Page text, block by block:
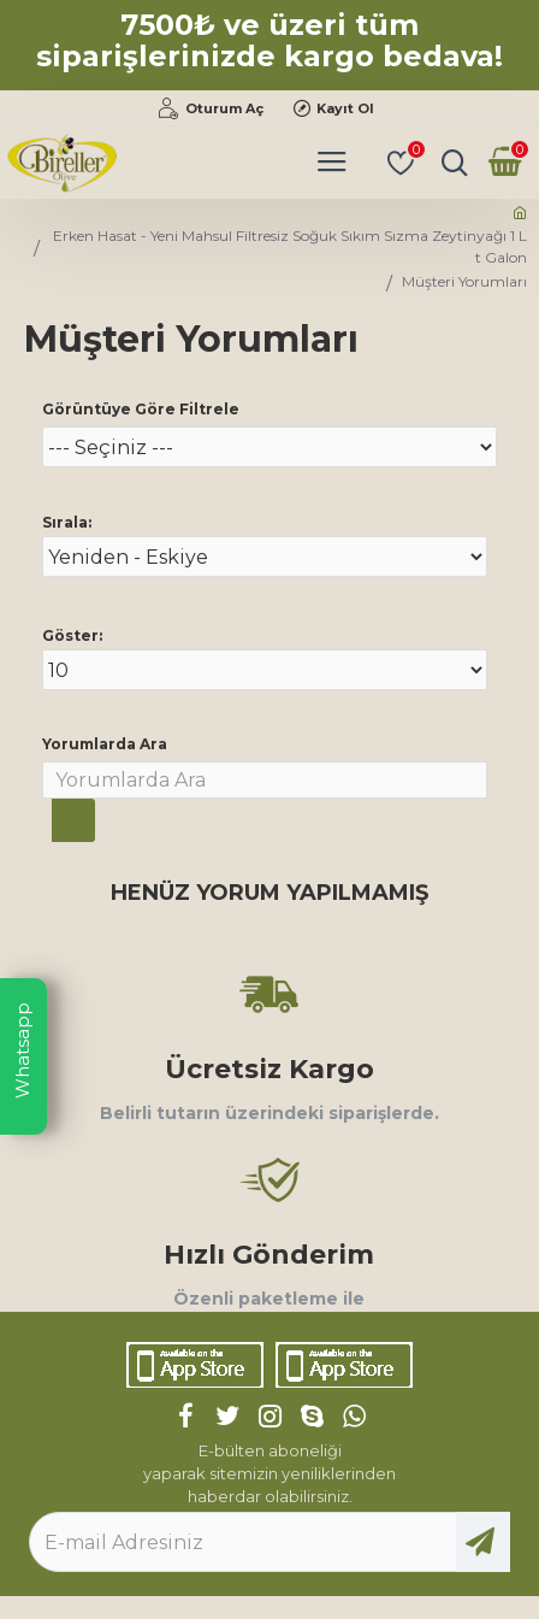
7500₺ ve üzeri tüm
siparişlerinizde kargo bedava!
Oturum Aç Kayıt Ol
0 0
Erken Hasat - Yeni Mahsul Filtresiz Soğuk Sıkım Sızma Zeytinyağı 1 L
T Galon
Müşteri Yorumları
Müşteri Yorumları
Görüntüye Göre Filtrele
Sırala:
Göster:
Yorumlarda Ara
HENÜZ YORUM YAPILMAMIŞ
Ücretsiz Kargo
Belirli tutarın üzerindeki siparişlerde.
Hızlı Gönderim
Özenli paketleme ile
E-bülten aboneliği
yaparak sitemizin yeniliklerinden
haberdar olabilirsiniz.
Whatsapp